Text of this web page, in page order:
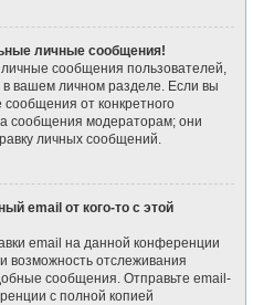
личные сообщения!
сообщения пользователей,
вашем личном разделе. Если вы
от конкретного
сообщения модераторам; они
личных сообщений.
email от кого-то с этой
email на данной конференции
возможность отслеживания
сообщения. Отправьте email-
с полной копией